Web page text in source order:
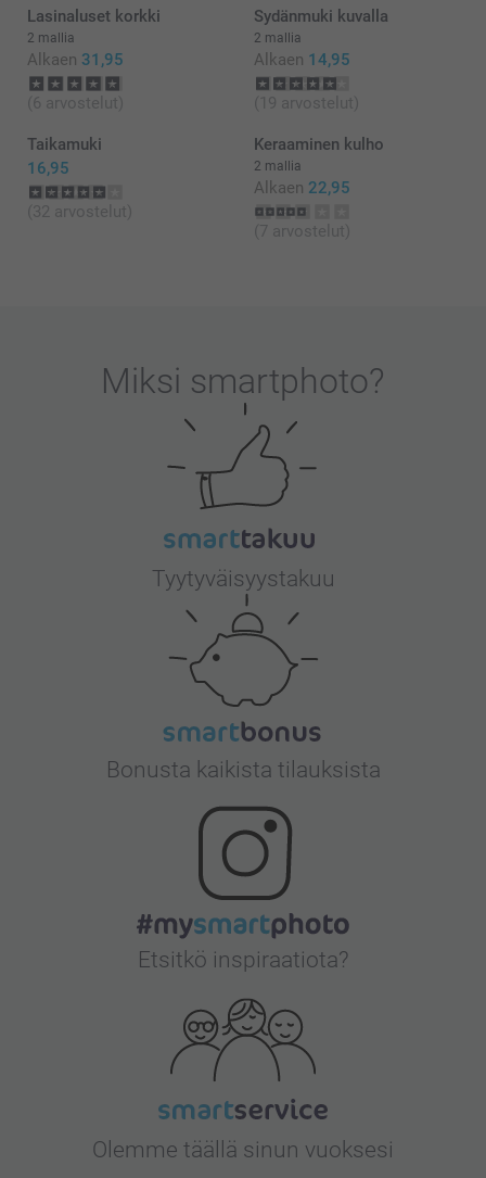
Lasinaluset korkki
2 mallia
Alkaen 31,95
(6 arvostelut)
Sydänmuki kuvalla
2 mallia
Alkaen 14,95
(19 arvostelut)
Taikamuki
16,95
(32 arvostelut)
Keraaminen kulho
2 mallia
Alkaen 22,95
(7 arvostelut)
Miksi smartphoto?
Tyytyväisyystakuu
Bonusta kaikista tilauksista
Etsitkö inspiraatiota?
Olemme täällä sinun vuoksesi